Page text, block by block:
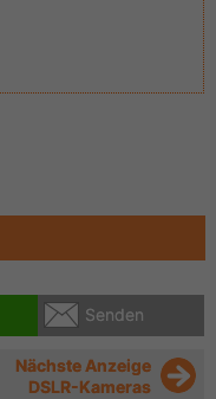
Senden
Nächste Anzeige
DSLR-Kameras